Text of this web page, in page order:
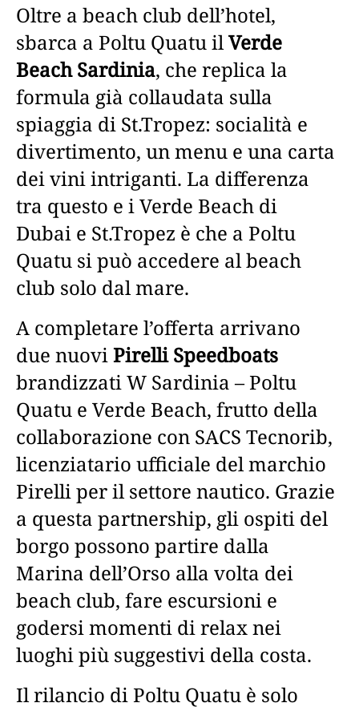
Oltre a beach club dell’hotel,
sbarca a Poltu Quatu ilVerde
Beach Sardinia, che replica la
formula già collaudata sulla
spiaggia di St.Tropez: socialità e
divertimento, un menu e una carta
dei vini intriganti. La differenza
tra questo e i Verde Beach di
Dubai e St.Tropez è che a Poltu
Quatu si può accedere al beach
club solo dal mare.
A completare l’offerta arrivano
due nuoviPirelli Speedboats
brandizzati W Sardinia – Poltu
Quatu e Verde Beach, frutto della
collaborazione con SACS Tecnorib,
licenziatario ufficiale del marchio
Pirelli per il settore nautico. Grazie
a questa partnership, gli ospiti del
borgo possono partire dalla
Marina dell’Orso alla volta dei
beach club, fare escursioni e
godersi momenti di relax nei
luoghi più suggestivi della costa.
Il rilancio di Poltu Quatu è solo